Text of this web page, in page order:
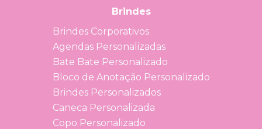
Brindes
Brindes Corporativos
Agendas Personalizadas
Bate Bate Personalizado
Bloco de Anotação Personalizado
Brindes Personalizados
Caneca Personalizada
Copo Personalizado